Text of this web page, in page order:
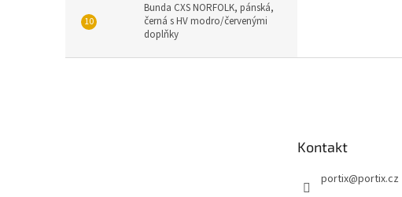
Bunda CXS NORFOLK, pánská,
černá s HV modro/červenými
doplňky
Kontakt
portix@portix.cz